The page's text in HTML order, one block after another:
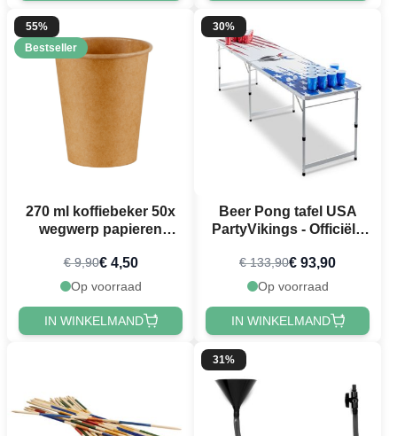
55%
Bestseller
270 ml koffiebeker 50x
wegwerp papieren
€ 9,90€ 4,50
Op voorraad
IN WINKELMAND
30%
Beer Pong tafel USA
PartyVikings - Officiële
€ 133,90€ 93,90
Op voorraad
IN WINKELMAND
31%